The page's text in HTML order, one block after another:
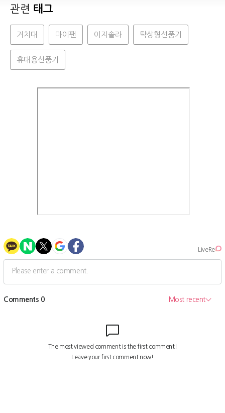
관련 태그
거치대 마이팬 이지솔라 탁상형선풍기
휴대용선풍기